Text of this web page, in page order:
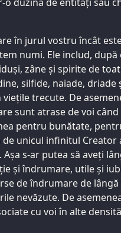
în jurul vostru încât
numi. Ele includ, după
zâne și spirite de
silfide, naiade, driade
trecute. De
sunt atrase de voi
pentru bunătate,
unicul infinitul Creator
s-ar putea să aveți
și îndrumare, utile și
de îndrumare de lângă
nevăzute. De
cu voi în alte